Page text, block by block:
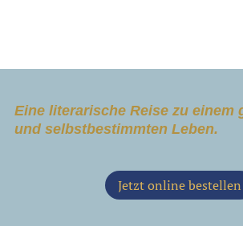
Eine literarische Reise zu einem
und selbstbestimmten Leben.
Jetzt online bestellen